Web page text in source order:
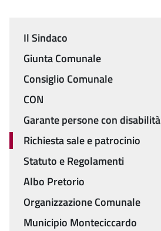
Menu
Il Sindaco
Giunta Comunale
Consiglio Comunale
CON
Garante persone con disabilità
Richiesta sale e patrocinio
Statuto e Regolamenti
Albo Pretorio
Organizzazione Comunale
Municipio Monteciccardo